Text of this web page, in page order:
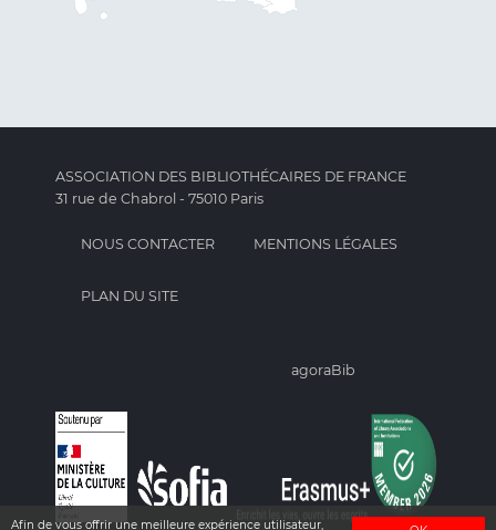
Afin de vous offrir une meilleure expérience utilisateur,
ASSOCIATION DES BIBLIOTHÉCAIRES DE FRANCE
31 rue de Chabrol - 75010 Paris
NOUS CONTACTER MENTIONS LÉGALES
PLAN DU SITE
agoraBib